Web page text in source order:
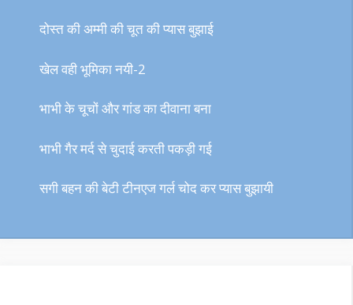
दोस्त की अम्मी की चूत की प्यास बुझाई
खेल वही भूमिका नयी-2
भाभी के चूचों और गांड का दीवाना बना
भाभी गैर मर्द से चुदाई करती पकड़ी गई
सगी बहन की बेटी टीनएज गर्ल चोद कर प्यास बुझायी